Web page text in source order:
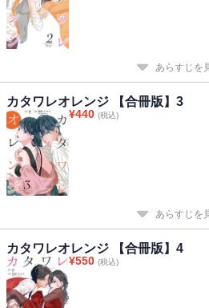
あらすじを
カタワレオレンジ 【合冊版】3
¥440 (税込)
あらすじを
カタワレオレンジ 【合冊版】4
¥550 (税込)